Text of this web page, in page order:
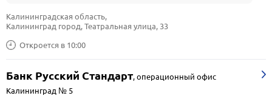
Откроется в 10:00
Калининградская область,
Калининград город, Театральная улица, 33
Банк Русский Стандарт,операционный офис
Калининград № 5